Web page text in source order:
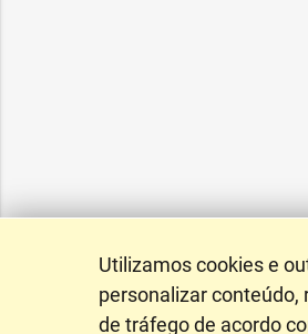
Utilizamos cookies e
personalizar conteúdo,
de tráfego de acordo